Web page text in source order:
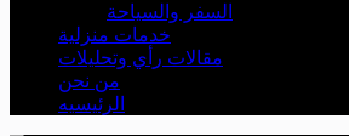
السفر والسياحة
خدمات منزلية
مقالات رأي وتحليلات
من نحن
الرئيسيه